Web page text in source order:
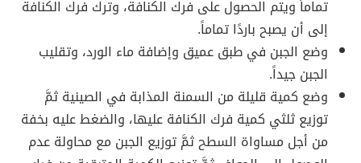
تماماً ويتم الحصول على فرك الكنافة، وترك فرك الكنافة
إلى أن يصبح باردًا تماماً.
وضع الجبن في طبق عميق وإضافة ماء الورد، وتقليب
الجبن جيداً.
وضع كمية قليلة من السمنة المذابة في الصينية ثمَّ
توزيع ثلثي كمية فرك الكنافة عليها، والضغط عليه بخفة
من أجل مساواة السطح ثمَّ توزيع الجبن مع محاولة عدم